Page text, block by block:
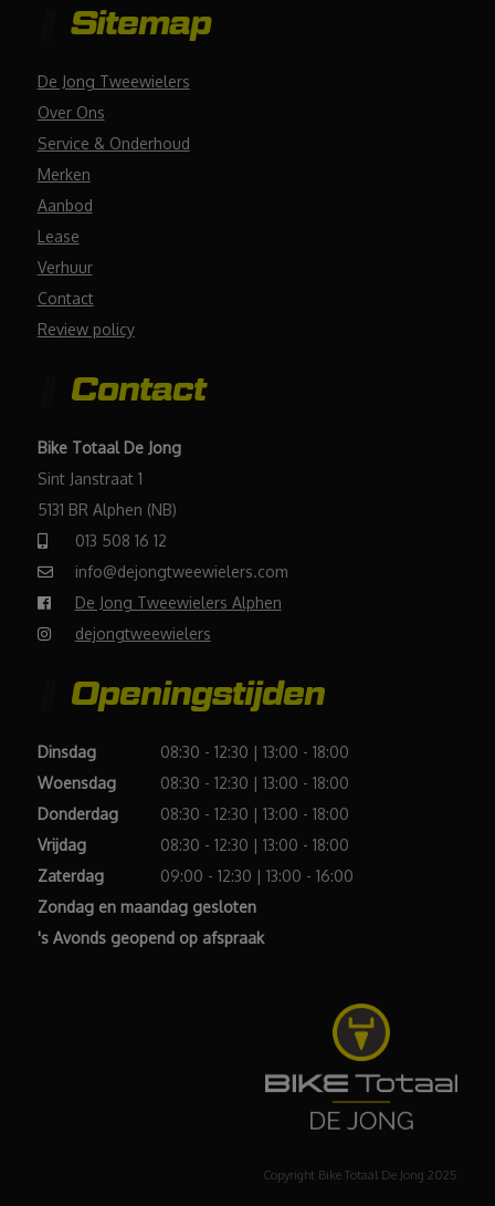
Sitemap
De Jong Tweewielers
Over Ons
Service & Onderhoud
Merken
Aanbod
Lease
Verhuur
Contact
Review policy
Contact
Bike Totaal De Jong
Sint Janstraat 1
5131 BR Alphen (NB)
013 508 16 12
info@dejongtweewielers.com
De Jong Tweewielers Alphen
dejongtweewielers
Openingstijden
Dinsdag
08:30 - 12:30 | 13:00 - 18:00
Woensdag
08:30 - 12:30 | 13:00 - 18:00
Donderdag
08:30 - 12:30 | 13:00 - 18:00
Vrijdag
08:30 - 12:30 | 13:00 - 18:00
Zaterdag
09:00 - 12:30 | 13:00 - 16:00
Zondag en maandag gesloten
's Avonds geopend op afspraak
Copyright Bike Totaal De Jong 2025